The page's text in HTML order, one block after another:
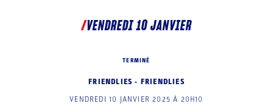
VENDREDI 10 JANVIER
TERMINÉ
FRIENDLIES - FRIENDLIES
VENDREDI 10 JANVIER 2025 À 20H10